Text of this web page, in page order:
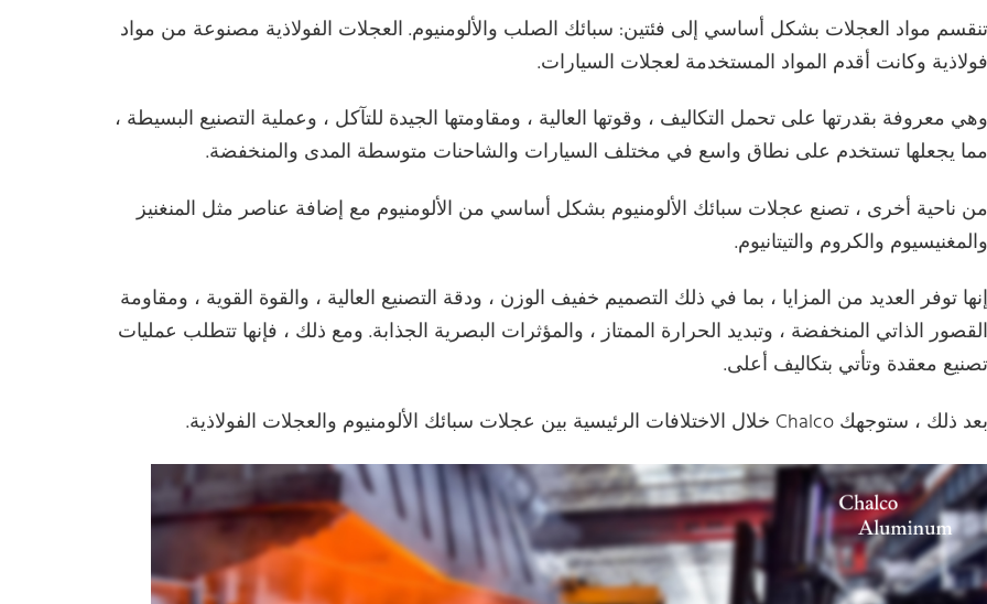
تنقسم مواد العجلات بشكل أساسي إلى فئتين: سبائك الصلب والألومنيوم. العجلات الفولاذية مصنوعة من مواد
فولاذية وكانت أقدم المواد المستخدمة لعجلات السيارات.
وهي معروفة بقدرتها على تحمل التكاليف ، وقوتها العالية ، ومقاومتها الجيدة للتآكل ، وعملية التصنيع البسيطة ،
مما يجعلها تستخدم على نطاق واسع في مختلف السيارات والشاحنات متوسطة المدى والمنخفضة.
من ناحية أخرى ، تصنع عجلات سبائك الألومنيوم بشكل أساسي من الألومنيوم مع إضافة عناصر مثل المنغنيز
والمغنيسيوم والكروم والتيتانيوم.
إنها توفر العديد من المزايا ، بما في ذلك التصميم خفيف الوزن ، ودقة التصنيع العالية ، والقوة القوية ، ومقاومة
القصور الذاتي المنخفضة ، وتبديد الحرارة الممتاز ، والمؤثرات البصرية الجذابة. ومع ذلك ، فإنها تتطلب عمليات
تصنيع معقدة وتأتي بتكاليف أعلى.
بعد ذلك ، ستوجهك Chalco خلال الاختلافات الرئيسية بين عجلات سبائك الألومنيوم والعجلات الفولاذية.